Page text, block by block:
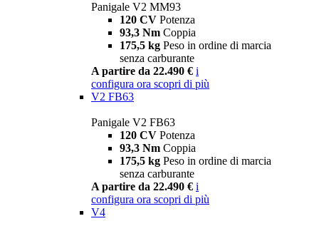
Panigale V2 MM93
120 CV Potenza
93,3 Nm Coppia
175,5 kg Peso in ordine di marcia
senza carburante
A partire da 22.490 € i
configura ora scopri di più
V2 FB63
Panigale V2 FB63
120 CV Potenza
93,3 Nm Coppia
175,5 kg Peso in ordine di marcia
senza carburante
A partire da 22.490 € i
configura ora scopri di più
V4